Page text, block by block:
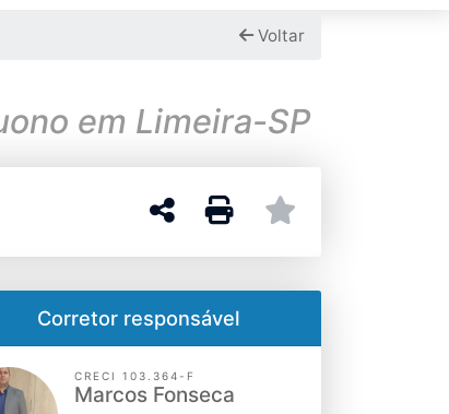
Voltar
em Limeira-SP
Corretor responsável
CRECI 103.364-F
Marcos Fonseca